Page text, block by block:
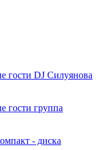
гости DJ Силуянова
гости группа
- диска